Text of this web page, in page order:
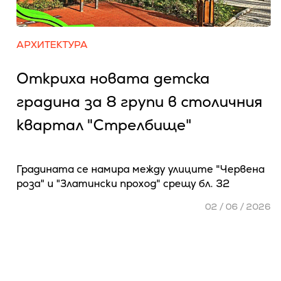
АРХИТЕКТУРА
Откриха новата детска
градина за 8 групи в столичния
квартал "Стрелбище"
Градината се намира между улиците "Червена
роза" и "Златински проход" срещу бл. 32
02 / 06 / 2026